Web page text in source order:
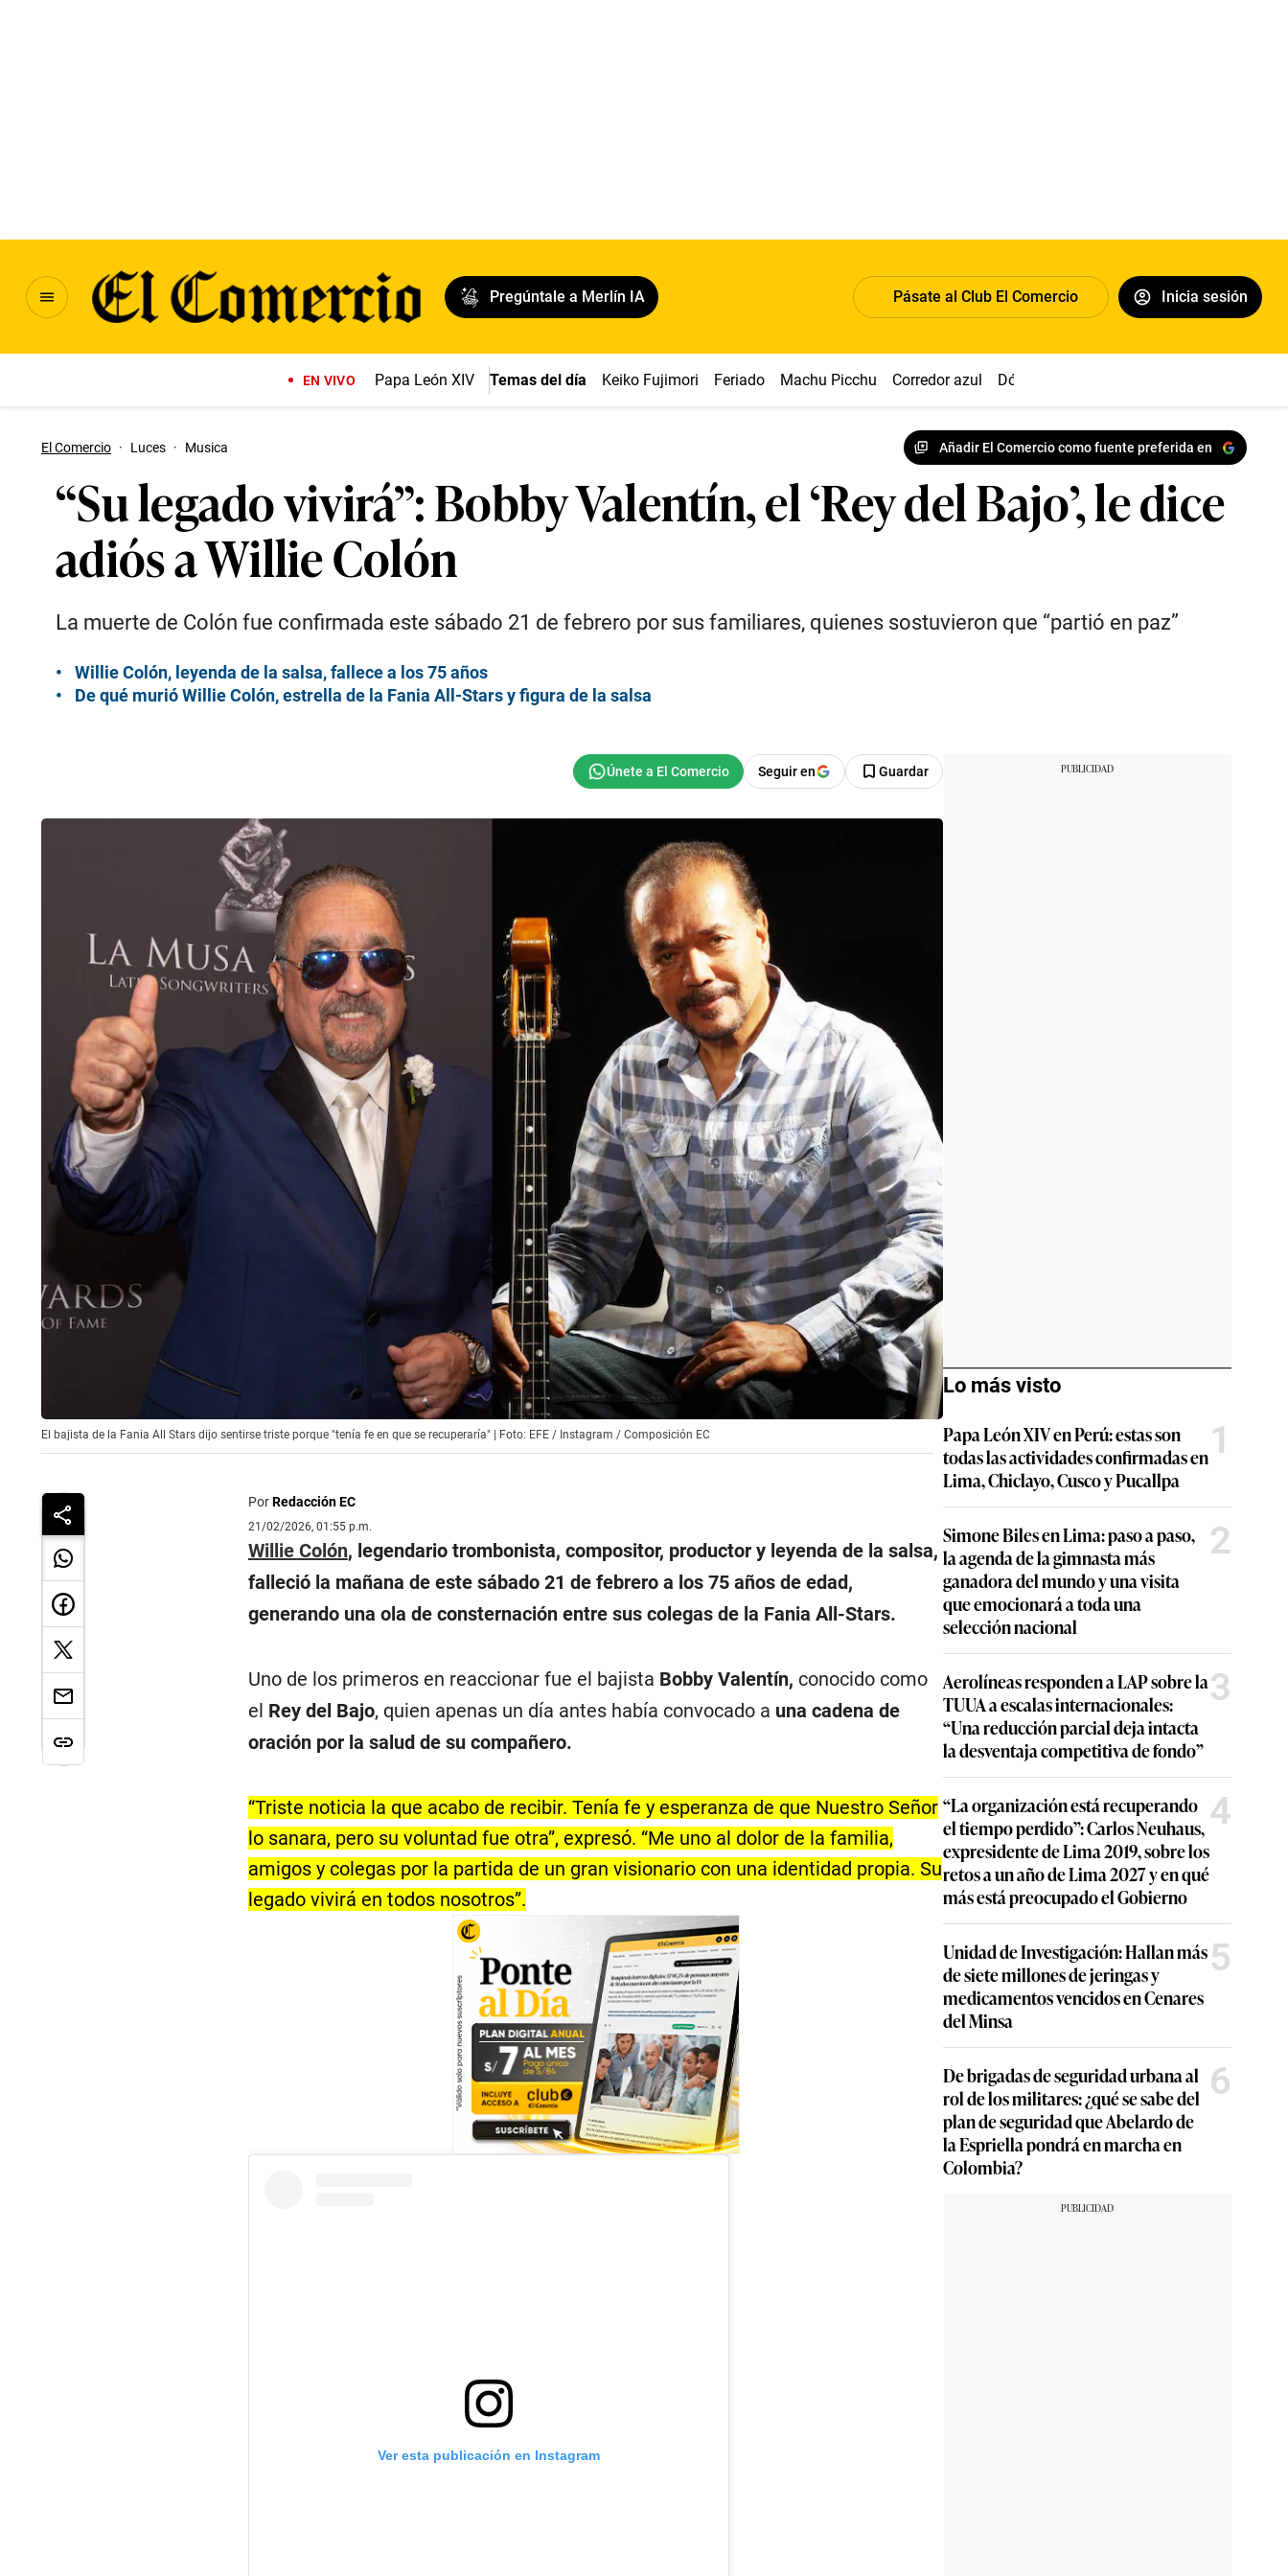
Pregúntale a Merlín IA Pásate al Club El Comercio Inicia sesión
EN VIVO Papa León XIV Temas del día Keiko Fujimori Feriado Machu Picchu Corredor azul Dólar
El Comercio · Luces · Musica Añadir El Comercio como fuente preferida en
“Su legado vivirá”: Bobby Valentín, el ‘Rey del Bajo’, le dice
adiós a Willie Colón
La muerte de Colón fue confirmada este sábado 21 de febrero por sus familiares, quienes sostuvieron que “partió en paz”
Willie Colón, leyenda de la salsa, fallece a los 75 años
De qué murió Willie Colón, estrella de la Fania All-Stars y figura de la salsa
Seguir en Guardar
El bajista de la Fania All Stars dijo sentirse triste porque "tenía fe en que se recuperaría" | Foto: EFE / Instagram / Composición EC
PorRedacción EC
21/02/2026, 01:55 p.m.
Willie Colón, legendario trombonista, compositor, productor y leyenda de la salsa,
falleció la mañana de este sábado 21 de febrero a los 75 años de edad,
generando una ola de consternación entre sus colegas de la Fania All-Stars.
Uno de los primeros en reaccionar fue el bajista Bobby Valentín, conocido como
el Rey del Bajo, quien apenas un día antes había convocado a una cadena de
oración por la salud de su compañero.
“Triste noticia la que acabo de recibir. Tenía fe y esperanza de que Nuestro Señor
lo sanara, pero su voluntad fue otra”, expresó. “Me uno al dolor de la familia,
amigos y colegas por la partida de un gran visionario con una identidad propia. Su
legado vivirá en todos nosotros”.
Ver esta publicación en Instagram
Lo más visto
Papa León XIV en Perú: estas son
todas las actividades confirmadas en
Lima, Chiclayo, Cusco y Pucallpa
1
Simone Biles en Lima: paso a paso,
la agenda de la gimnasta más
ganadora del mundo y una visita
que emocionará a toda una
selección nacional
2
Aerolíneas responden a LAP sobre la
TUUA a escalas internacionales:
“Una reducción parcial deja intacta
la desventaja competitiva de fondo”
3
“La organización está recuperando
el tiempo perdido”: Carlos Neuhaus,
expresidente de Lima 2019, sobre los
retos a un año de Lima 2027 y en qué
más está preocupado el Gobierno
4
Unidad de Investigación: Hallan más
de siete millones de jeringas y
medicamentos vencidos en Cenares
del Minsa
5
De brigadas de seguridad urbana al
rol de los militares: ¿qué se sabe del
plan de seguridad que Abelardo de
la Espriella pondrá en marcha en
Colombia?
6